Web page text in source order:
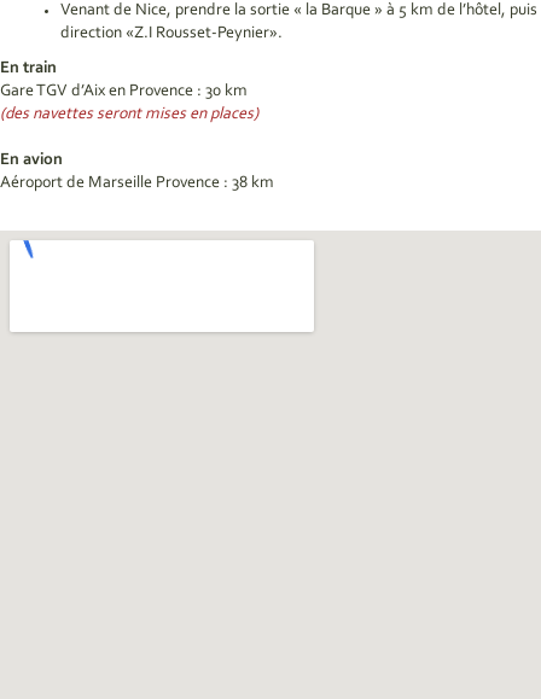
Venant de Nice, prendre la sortie « la Barque » à 5 km de l’hôtel, puis
direction «Z.I Rousset-Peynier».
En train
Gare TGV d’Aix en Provence : 30 km
(des navettes seront mises en places)
En avion
Aéroport de Marseille Provence : 38 km